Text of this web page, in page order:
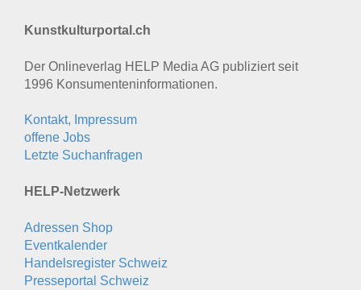
Kunstkulturportal.ch
Der Onlineverlag HELP Media AG publiziert seit
1996 Konsumenten­informationen.
Kontakt, Impressum
offene Jobs
Letzte Suchanfragen
HELP-Netzwerk
Adressen Shop
Eventkalender
Handelsregister Schweiz
Presseportal Schweiz